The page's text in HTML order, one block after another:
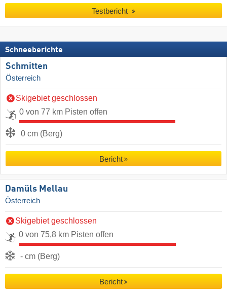
Testbericht
Schneeberichte
Schmitten
Österreich
Skigebiet geschlossen
0 von 77 km Pisten offen
0 cm (Berg)
Bericht
Damüls Mellau
Österreich
Skigebiet geschlossen
0 von 75,8 km Pisten offen
- cm (Berg)
Bericht